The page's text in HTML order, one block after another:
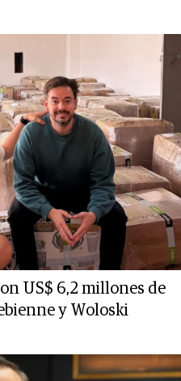
US$ 6,2 millones de
y Woloski